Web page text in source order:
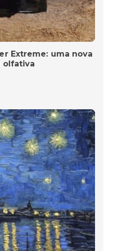
Extreme: uma nova
olfativa